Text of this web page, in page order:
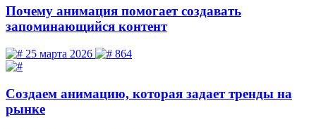
Почему анимация помогает создавать
запоминающийся контент
25 марта 2026 864
Создаем анимацию, которая задает тренды на
рынке